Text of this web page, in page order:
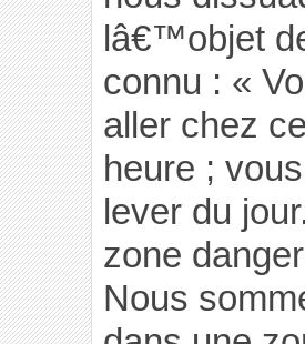
lâ€™objet
connu : «
aller chez
heure ;
lever du
zone
Nous